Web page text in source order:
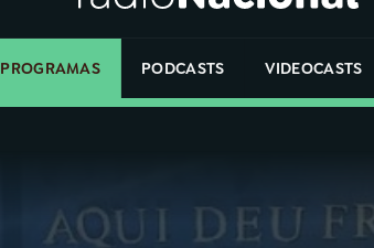
PROGRAMAS PODCASTS VIDEOCASTS